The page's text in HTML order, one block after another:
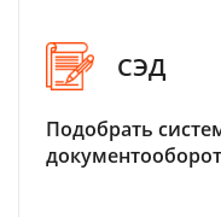
СЭД
Подобрать